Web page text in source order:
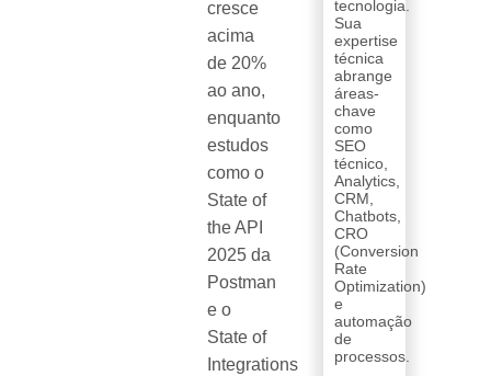
cresce
acima
de 20%
ao ano,
enquanto
estudos
como o
State of
the API
2025 da
Postman
e o
State of
Integrations
tecnologia.
Sua
expertise
técnica
abrange
áreas-
chave
como
SEO
técnico,
Analytics,
CRM,
Chatbots,
CRO
(Conversion
Rate
Optimization)
e
automação
de
processos.